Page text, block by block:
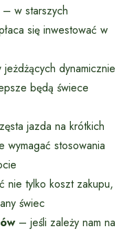
– w starszych
się inwestować w
dynamicznie
będą świece
jazda na krótkich
wymagać stosowania
nie tylko koszt zakupu,
świec
– jeśli zależy nam na